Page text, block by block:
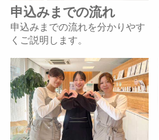
申込みまでの流れ
申込みまでの流れを分かりやす
くご説明します。